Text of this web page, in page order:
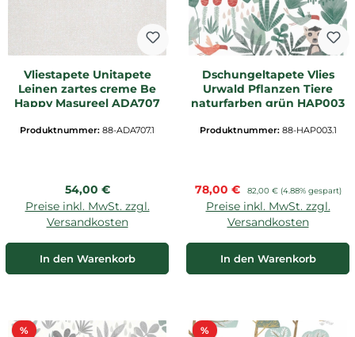
Vliestapete Unitapete
Leinen zartes creme Be
Happy Masureel ADA707
Produktnummer: 88-ADA707.1
Regulärer Preis:
54,00 €
Preise inkl. MwSt. zzgl.
Versandkosten
In den Warenkorb
Dschungeltapete Vlies
Urwald Pflanzen Tiere
naturfarben grün HAP003
Produktnummer: 88-HAP003.1
Verkaufspreis:
78,00 € Regulärer Preis:
82,00 € (4.88% gespart)
Preise inkl. MwSt. zzgl.
Versandkosten
In den Warenkorb
%Rabatt %Rabatt